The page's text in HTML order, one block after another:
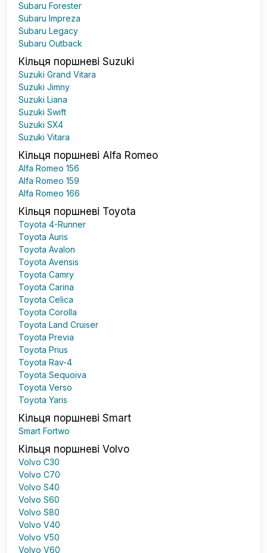
Subaru Forester
Subaru Impreza
Subaru Legacy
Subaru Outback
Кільця поршневі Suzuki
Suzuki Grand Vitara
Suzuki Jimny
Suzuki Liana
Suzuki Swift
Suzuki SX4
Suzuki Vitara
Кільця поршневі Alfa Romeo
Alfa Romeo 156
Alfa Romeo 159
Alfa Romeo 166
Кільця поршневі Toyota
Toyota 4-Runner
Toyota Auris
Toyota Avalon
Toyota Avensis
Toyota Camry
Toyota Carina
Toyota Celica
Toyota Corolla
Toyota Land Cruiser
Toyota Previa
Toyota Prius
Toyota Rav-4
Toyota Sequoiva
Toyota Verso
Toyota Yaris
Кільця поршневі Smart
Smart Fortwo
Кільця поршневі Volvo
Volvo C30
Volvo C70
Volvo S40
Volvo S60
Volvo S80
Volvo V40
Volvo V50
Volvo V60